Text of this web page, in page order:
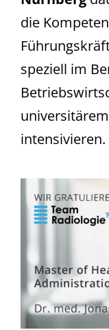
die
speziell im
intensivieren.